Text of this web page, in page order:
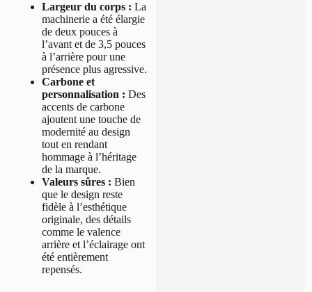
Largeur du corps : La
machinerie a été élargie
de deux pouces à
l’avant et de 3,5 pouces
à l’arrière pour une
présence plus agressive.
Carbone et
personnalisation : Des
accents de carbone
ajoutent une touche de
modernité au design
tout en rendant
hommage à l’héritage
de la marque.
Valeurs sûres : Bien
que le design reste
fidèle à l’esthétique
originale, des détails
comme le valence
arrière et l’éclairage ont
été entièrement
repensés.